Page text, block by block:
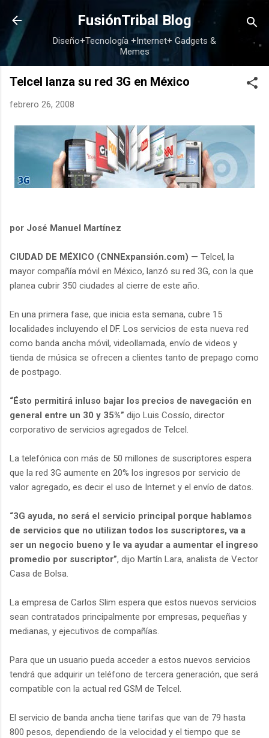
Ir al contenido principal
FusiónTribal Blog
Diseño+Tecnología +Internet+ Gadgets &
Memes
Telcel lanza su red 3G en México
febrero 26, 2008
por José Manuel Martínez
CIUDAD DE MÉXICO (CNNExpansión.com) — Telcel, la
mayor compañía móvil en México, lanzó su red 3G, con la que
planea cubrir 350 ciudades al cierre de este año.
En una primera fase, que inicia esta semana, cubre 15
localidades incluyendo el DF. Los servicios de esta nueva red
como banda ancha móvil, videollamada, envío de videos y
tienda de música se ofrecen a clientes tanto de prepago como
de postpago.
“Ésto permitirá inluso bajar los precios de navegación en
general entre un 30 y 35%” dijo Luis Cossío, director
corporativo de servicios agregados de Telcel.
La telefónica con más de 50 millones de suscriptores espera
que la red 3G aumente en 20% los ingresos por servicio de
valor agregado, es decir el uso de Internet y el envío de datos.
“3G ayuda, no será el servicio principal porque hablamos
de servicios que no utilizan todos los suscriptores, va a
ser un negocio bueno y le va ayudar a aumentar el ingreso
promedio por suscriptor”, dijo Martín Lara, analista de Vector
Casa de Bolsa.
La empresa de Carlos Slim espera que estos nuevos servicios
sean contratados principalmente por empresas, pequeñas y
medianas, y ejecutivos de compañías.
Para que un usuario pueda acceder a estos nuevos servicios
tendrá que adquirir un teléfono de tercera generación, que será
compatible con la actual red GSM de Telcel.
El servicio de banda ancha tiene tarifas que van de 79 hasta
800 pesos, dependiendo de la velocidad y el tiempo que se